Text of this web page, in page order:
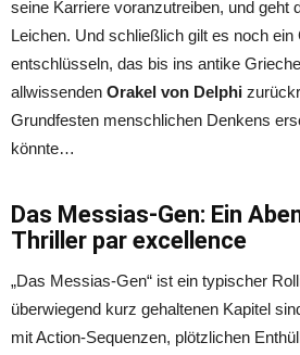
seine Karriere voranzutreiben, und geht
Leichen. Und schließlich gilt es noch ein
entschlüsseln, das bis ins antike
allwissenden Orakel von Delphi
Grundfesten menschlichen Denkens
könnte…
Das Messias-Gen: Ein
Thriller par excellence
„Das Messias-Gen“ ist ein typischer
überwiegend kurz gehaltenen Kapitel
mit Action-Sequenzen, plötzlichen